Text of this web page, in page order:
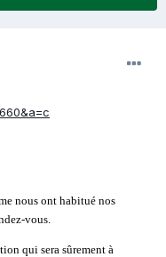
nous ont habitué nos
vous.
qui sera sûrement à